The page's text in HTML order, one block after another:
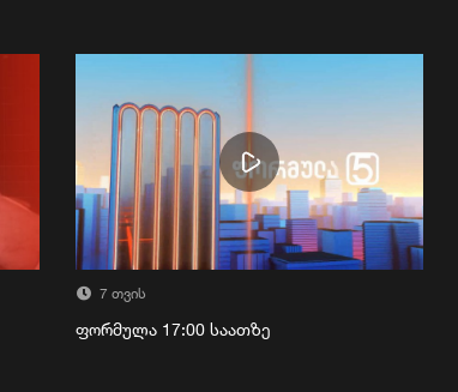
7 თვის
ფორმულა 17:00 საათზე